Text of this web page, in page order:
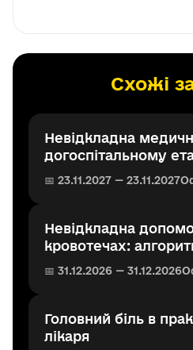
Схожі
Невідкладна
догоспітальному
📅 23.11.2027 — 23.11.2027
Невідкладна
кровотечах:
📅 31.12.2026 — 31.12.2026
Головний біль в
лікаря